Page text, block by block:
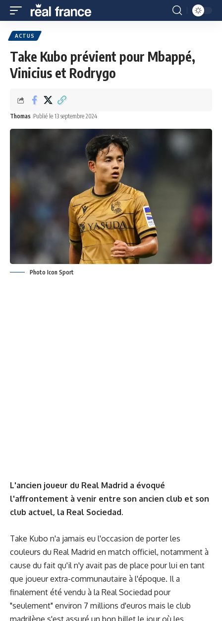
ACTUS
Take Kubo prévient pour Mbappé,
Vinicius et Rodrygo
Thomas Publié le 13 septembre 2024
Photo Icon Sport
L'ancien joueur du Real Madrid a évoqué
l'affrontement à venir entre son ancien club et son
club actuel, la Real Sociedad.
Take Kubo n'a jamais eu l'occasion de porter les
couleurs du Real Madrid en match officiel, notamment à
cause du fait qu'il n'y avait pas de place pour lui en tant
que joueur extra-communautaire à l'époque. Il a
finalement été vendu à la Real Sociedad pour
"seulement" environ 7 millions d'euros mais le club
madrilène s'est assuré un bon billet le jour où les